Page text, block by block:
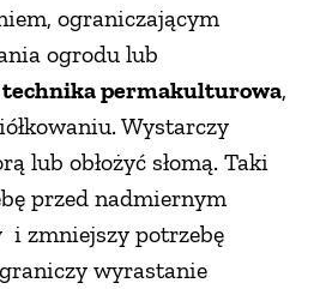
ograniczającym
ogrodu lub
technika permakulturowa,
Wystarczy
lub obłożyć słomą. Taki
przed nadmiernym
i zmniejszy potrzebę
wyrastanie